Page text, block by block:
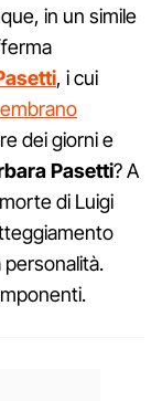
in un simile
, i cui
dei giorni e
Pasetti? A
di Luigi
personalità.